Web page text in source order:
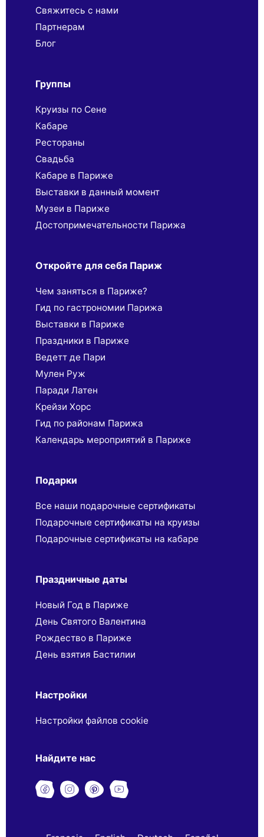
Свяжитесь с нами
Партнерaм
Блог
Группы
Круизы по Сене
Кабаре
Рестораны
Свадьба
Кабаре в Париже
Выставки в данный момент
Музеи в Париже
Достопримечательности Парижа
Откройте для себя Париж
Чем заняться в Париже?
Гид по гастрономии Парижа
Выставки в Париже
Праздники в Париже
Ведетт де Пари
Мулен Руж
Паради Латен
Крейзи Хорс
Гид по районам Парижа
Календарь мероприятий в Париже
Подарки
Все наши подарочные сертификаты
Подарочные сертификаты на круизы
Подарочные сертификаты на кабаре
Праздничные даты
Новый Год в Париже
День Святого Валентина
Рождество в Париже
День взятия Бастилии
Настройки
Настройки файлов cookie
Найдите нас